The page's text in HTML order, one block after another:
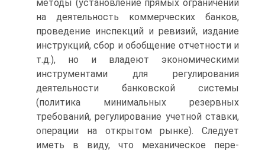
методы (установление прямых ограничений
на дея­тельность коммерческих банков,
проведение инспекций и реви­зий, издание
инструкций, сбор и обобщение отчетности и
т.д.), но и владеют экономическими
инструментами для регулирования
деятельности банковской системы
(политика минимальных резер­вных
требований, регулирование учетной ставки,
операции на открытом рынке). Следует
иметь в виду, что механическое пере­